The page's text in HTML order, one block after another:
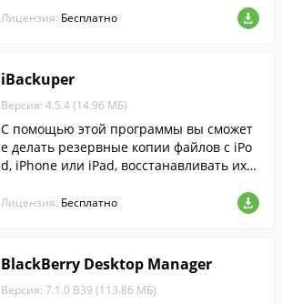
Лицензия: Бесплатно
iBackuper
Версия: 4.5.4 (14.96 МБ)
С помощью этой программы вы сможет
е делать резервные копии файлов с iPo
d, iPhone или iPad, восстанавливать их и
Лицензия: Бесплатно
BlackBerry Desktop Manager
Версия: 7.1.0 B39 (113.86 МБ)